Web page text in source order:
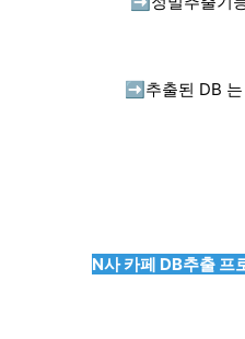
➡️ 추출된 DB
N사 카페 DB추출